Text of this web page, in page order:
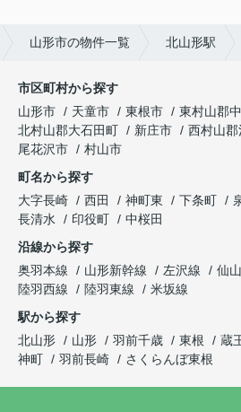
山形市の物件一覧 北山形駅
市区町村から探す
山形市
天童市 東根市
東村山郡
北村山郡大石田町
新庄市 西村山
尾花沢市
村山市
町名から探す
大字長崎
西田 神町東 下条町
長清水
印役町
中桜田
沿線から探す
奥羽本線
山形新幹線 左沢線 仙
陸羽西線
陸羽東線
米坂線
駅から探す
北山形
山形 羽前千歳 東根 蔵
神町
羽前長崎 さくらんぼ東根